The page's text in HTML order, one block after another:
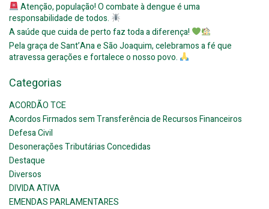
Atenção, população! O combate à dengue é uma
responsabilidade de todos.
A saúde que cuida de perto faz toda a diferença!
Pela graça de Sant’Ana e São Joaquim, celebramos a fé que
atravessa gerações e fortalece o nosso povo.
Categorias
ACORDÃO TCE
Acordos Firmados sem Transferência de Recursos Financeiros
Defesa Civil
Desonerações Tributárias Concedidas
Destaque
Diversos
DIVIDA ATIVA
EMENDAS PARLAMENTARES